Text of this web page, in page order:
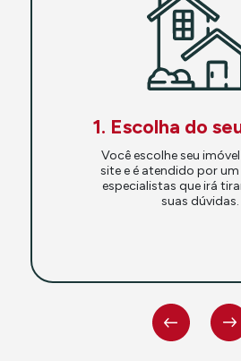
1. Escolha do
Você escolhe seu
site e é atendido por
especialistas que irá
suas dúvidas.